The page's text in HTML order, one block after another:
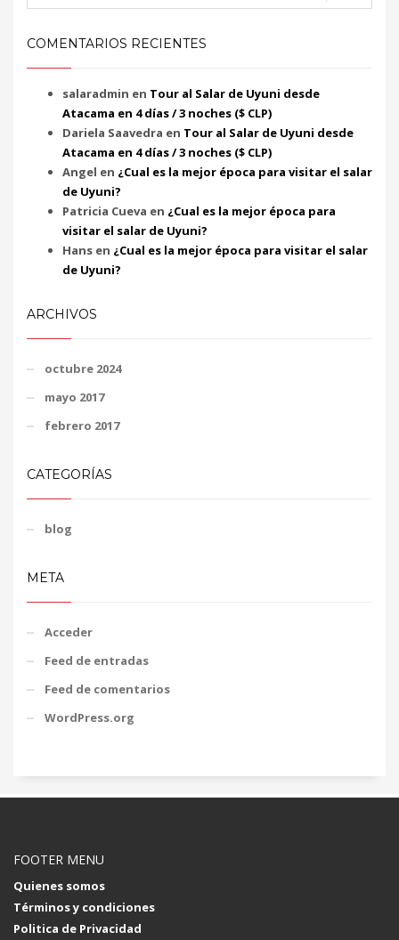
COMENTARIOS RECIENTES
salaradmin en Tour al Salar de Uyuni desde
Atacama en 4 días / 3 noches ($ CLP)
Dariela Saavedra en Tour al Salar de Uyuni desde
Atacama en 4 días / 3 noches ($ CLP)
Angel en ¿Cual es la mejor época para visitar el salar
de Uyuni?
Patricia Cueva en ¿Cual es la mejor época para
visitar el salar de Uyuni?
Hans en ¿Cual es la mejor época para visitar el salar
de Uyuni?
ARCHIVOS
octubre 2024
mayo 2017
febrero 2017
CATEGORÍAS
blog
META
Acceder
Feed de entradas
Feed de comentarios
WordPress.org
FOOTER MENU
Quienes somos
Términos y condiciones
Politica de Privacidad